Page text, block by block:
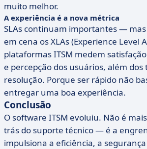
muito melhor.
A experiência é a nova métrica
SLAs continuam importantes —
em cena os XLAs (Experience Level
plataformas ITSM medem
e percepção dos usuários, além dos
resolução. Porque ser rápido não
entregar uma boa experiência.
Conclusão
O software ITSM evoluiu. Não é
trás do suporte técnico — é a
impulsiona a eficiência, a